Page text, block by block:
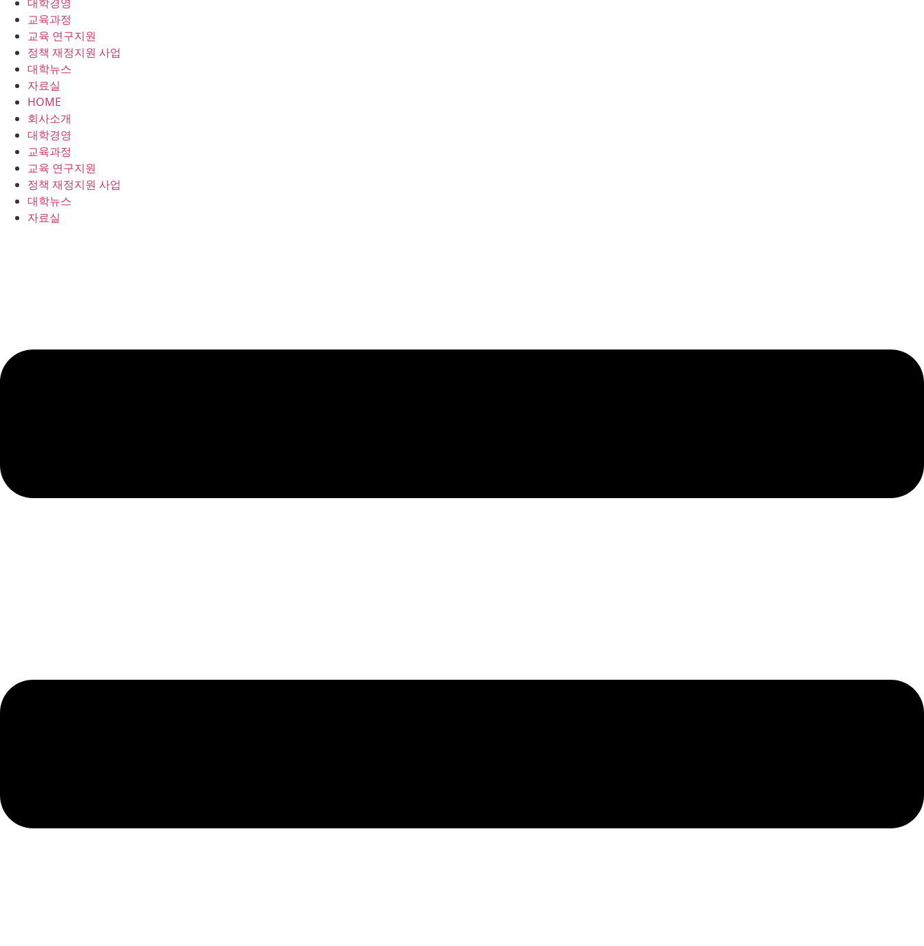
교육과정
교육 연구지원
정책 재정지원 사업
대학뉴스
자료실
HOME
회사소개
대학경영
교육과정
교육 연구지원
정책 재정지원 사업
대학뉴스
자료실